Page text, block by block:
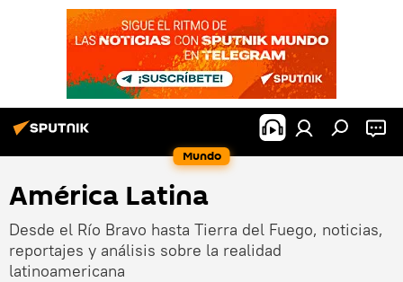
Mundo
América Latina
Desde el Río Bravo hasta Tierra del Fuego, noticias,
reportajes y análisis sobre la realidad
latinoamericana